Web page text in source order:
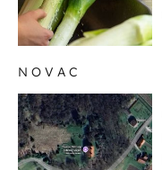
NOVAC